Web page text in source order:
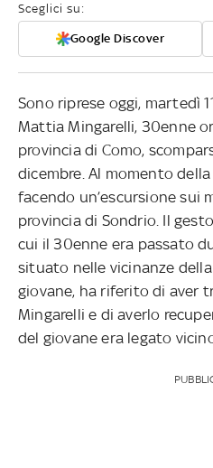
Sceglici su:
Google Discover
Sono riprese oggi, martedì
Mattia Mingarelli, 30enne
provincia di Como,
dicembre. Al momento
facendo un’escursione sui
provincia di Sondrio. Il
cui il 30enne era passato
situato nelle vicinanze
giovane, ha riferito di aver
Mingarelli e di averlo
del giovane era legato